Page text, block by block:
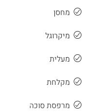
מחסן
מיקרוגל
מעלית
מקלחת
מרפסת סוכה